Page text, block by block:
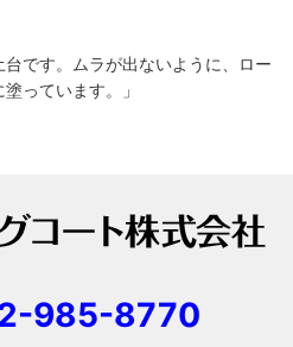
台です。ムラが出ないように、ロー
っています。」
985-8770